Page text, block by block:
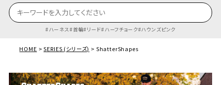
ハーネス 首輪 リード ハーフチョーク ハウンズピンク
HOME SERIES (シリーズ) ShatterShapes